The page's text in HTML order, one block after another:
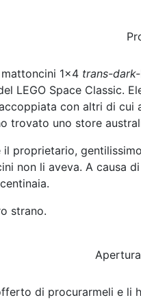
1×4 trans-dark-
LEGO Space Classic.
con altri di cui
trovato uno store
il proprietario,
non li aveva. A causa
strano.
di procurarmeli e li